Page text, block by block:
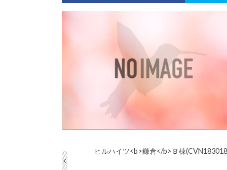
ヒルハイツ<b>鎌倉</b>Ｂ棟